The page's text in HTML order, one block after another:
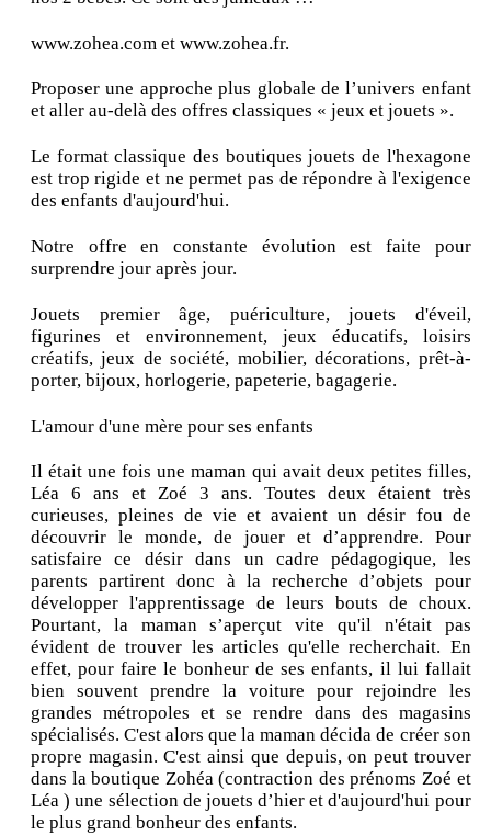
www.zohea.com et www.zohea.fr.
Proposer une approche plus globale de l’univers enfant
et aller au-delà des offres classiques « jeux et jouets ».
Le format classique des boutiques jouets de l'hexagone
est trop rigide et ne permet pas de répondre à l'exigence
des enfants d'aujourd'hui.
Notre offre en constante évolution est faite pour
surprendre jour après jour.
Jouets premier âge, puériculture, jouets d'éveil,
figurines et environnement, jeux éducatifs, loisirs
créatifs, jeux de société, mobilier, décorations, prêt-à-
porter, bijoux, horlogerie, papeterie, bagagerie.
L'amour d'une mère pour ses enfants
Il était une fois une maman qui avait deux petites filles,
Léa 6 ans et Zoé 3 ans. Toutes deux étaient très
curieuses, pleines de vie et avaient un désir fou de
découvrir le monde, de jouer et d’apprendre. Pour
satisfaire ce désir dans un cadre pédagogique, les
parents partirent donc à la recherche d’objets pour
développer l'apprentissage de leurs bouts de choux.
Pourtant, la maman s’aperçut vite qu'il n'était pas
évident de trouver les articles qu'elle recherchait. En
effet, pour faire le bonheur de ses enfants, il lui fallait
bien souvent prendre la voiture pour rejoindre les
grandes métropoles et se rendre dans des magasins
spécialisés. C'est alors que la maman décida de créer son
propre magasin. C'est ainsi que depuis, on peut trouver
dans la boutique Zohéa (contraction des prénoms Zoé et
Léa ) une sélection de jouets d’hier et d'aujourd'hui pour
le plus grand bonheur des enfants.